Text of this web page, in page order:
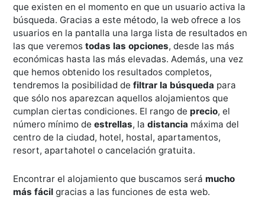
que existen en el momento en que un usuario activa la
búsqueda. Gracias a este método, la web ofrece a los
usuarios en la pantalla una larga lista de resultados en
las que veremostodas las opciones, desde las más
económicas hasta las más elevadas. Además, una vez
que hemos obtenido los resultados completos,
tendremos la posibilidad defiltrar la búsqueda para
que sólo nos aparezcan aquellos alojamientos que
cumplan ciertas condiciones. El rango de precio, el
número mínimo deestrellas, ladistancia máxima del
centro de la ciudad, hotel, hostal, apartamentos,
resort, apartahotel o cancelación gratuita.
Encontrar el alojamiento que buscamos será mucho
más fácil gracias a las funciones de esta web.